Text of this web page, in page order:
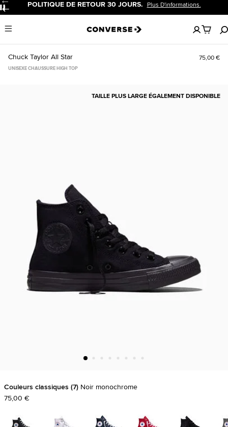
Pause POLITIQUE DE RETOUR 30 JOURS. Plus D'informations.
Menu
Aucun
articles
dans
panier
Chuck Taylor All Star 75,00 €
UNISEXE CHAUSSURE HIGH TOP
TAILLE PLUS LARGE ÉGALEMENT DISPONIBLE
Couleurs classiques 7 Noir monochrome
75,00 €